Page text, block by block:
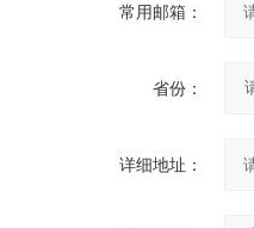
常用邮箱：
省份：
详细地址：